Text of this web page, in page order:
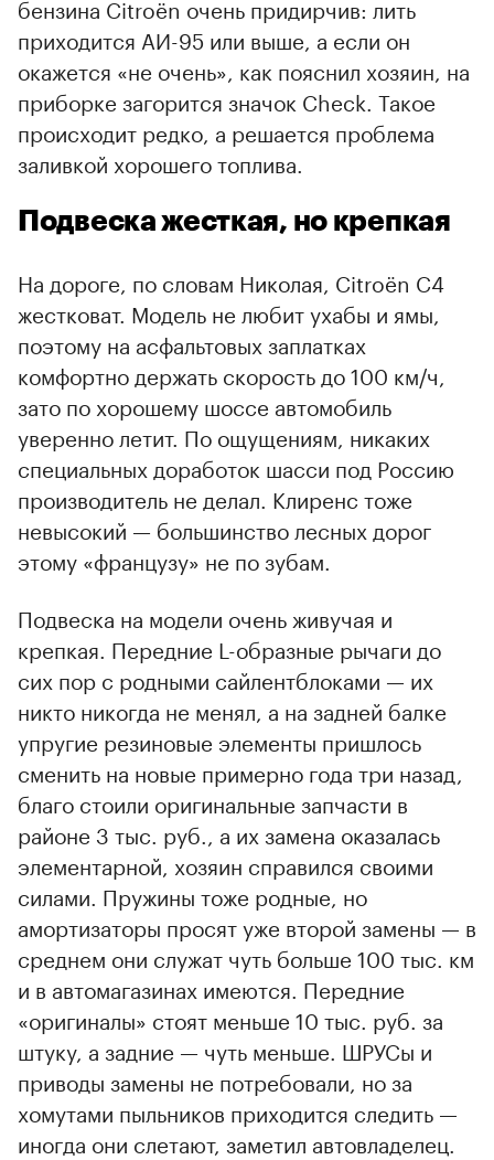
бензина Citroёn очень придирчив: лить
приходится АИ-95 или выше, а если он
окажется «не очень», как пояснил хозяин, на
приборке загорится значок Check. Такое
происходит редко, а решается проблема
заливкой хорошего топлива.
Подвеска жесткая, но крепкая
На дороге, по словам Николая, Citroёn С4
жестковат. Модель не любит ухабы и ямы,
поэтому на асфальтовых заплатках
комфортно держать скорость до 100 км/ч,
зато по хорошему шоссе автомобиль
уверенно летит. По ощущениям, никаких
специальных доработок шасси под Россию
производитель не делал. Клиренс тоже
невысокий — большинство лесных дорог
этому «французу» не по зубам.
Подвеска на модели очень живучая и
крепкая. Передние L-образные рычаги до
сих пор с родными сайлентблоками — их
никто никогда не менял, а на задней балке
упругие резиновые элементы пришлось
сменить на новые примерно года три назад,
благо стоили оригинальные запчасти в
районе 3 тыс. руб., а их замена оказалась
элементарной, хозяин справился своими
силами. Пружины тоже родные, но
амортизаторы просят уже второй замены — в
среднем они служат чуть больше 100 тыс. км
и в автомагазинах имеются. Передние
«оригиналы» стоят меньше 10 тыс. руб. за
штуку, а задние — чуть меньше. ШРУСы и
приводы замены не потребовали, но за
хомутами пыльников приходится следить —
иногда они слетают, заметил автовладелец.